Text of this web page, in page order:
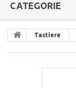
CATEGORIE
Tastiere